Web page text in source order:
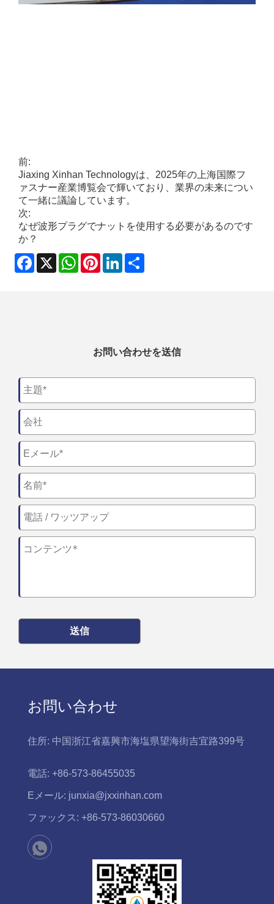
前:
Jiaxing Xinhan Technologyは、2025年の上海国際フ
ァスナー産業博覧会で輝いており、業界の未来につい
て一緒に議論しています。
次:
なぜ波形プラグでナットを使用する必要があるのです
か？
Facebook
X WhatsApp
PinterestLinkedIn
お問い合わせを送信
送信
お問い合わせ
住所: 中国浙江省嘉興市海塩県望海街吉宜路399号
電話: +86-573-86455035
Eメール: junxia@jxxinhan.com
ファックス: +86-573-86030660